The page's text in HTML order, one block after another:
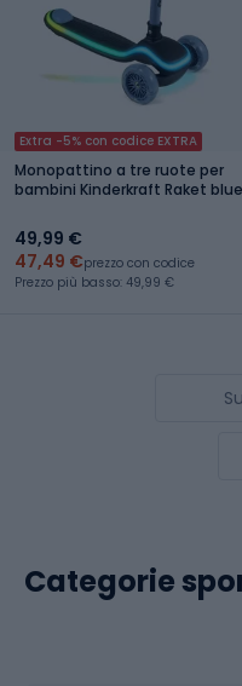
Extra -5% con codice EXTRA
Monopattino a tre ruote per
bambini Kinderkraft Raket blue
49,99 €
47,49 €prezzo con codice
Prezzo più basso: 49,99 €
Categorie